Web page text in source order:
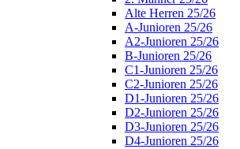
Alte Herren 25/26
A-Junioren 25/26
A2-Junioren 25/26
B-Junioren 25/26
C1-Junioren 25/26
C2-Junioren 25/26
D1-Junioren 25/26
D2-Junioren 25/26
D3-Junioren 25/26
D4-Junioren 25/26